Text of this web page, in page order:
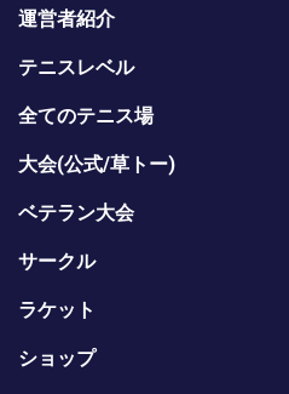
運営者紹介
テニスレベル
全てのテニス場
大会(公式/草トー)
ベテラン大会
サークル
ラケット
ショップ